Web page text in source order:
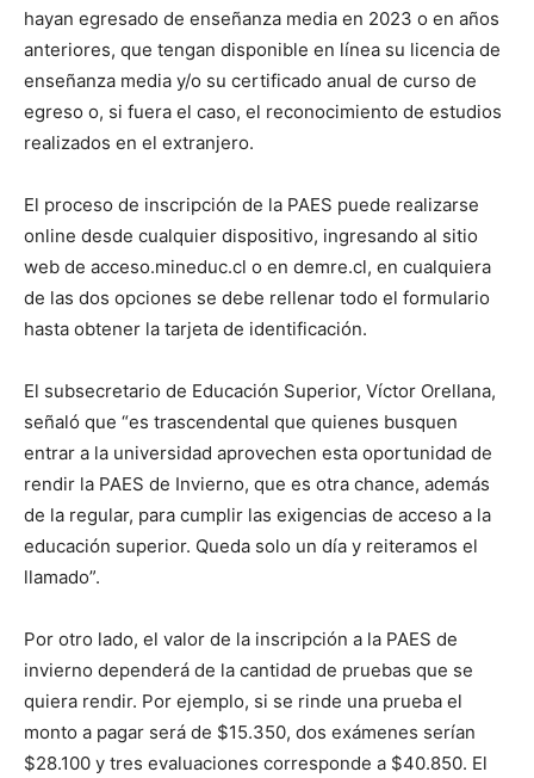
hayan egresado de enseñanza media en 2023 o en años
anteriores, que tengan disponible en línea su licencia de
enseñanza media y/o su certificado anual de curso de
egreso o, si fuera el caso, el reconocimiento de estudios
realizados en el extranjero.
El proceso de inscripción de la PAES puede realizarse
online desde cualquier dispositivo, ingresando al sitio
web de acceso.mineduc.cl o en demre.cl, en cualquiera
de las dos opciones se debe rellenar todo el formulario
hasta obtener la tarjeta de identificación.
El subsecretario de Educación Superior, Víctor Orellana,
señaló que “es trascendental que quienes busquen
entrar a la universidad aprovechen esta oportunidad de
rendir la PAES de Invierno, que es otra chance, además
de la regular, para cumplir las exigencias de acceso a la
educación superior. Queda solo un día y reiteramos el
llamado”.
Por otro lado, el valor de la inscripción a la PAES de
invierno dependerá de la cantidad de pruebas que se
quiera rendir. Por ejemplo, si se rinde una prueba el
monto a pagar será de $15.350, dos exámenes serían
$28.100 y tres evaluaciones corresponde a $40.850. El